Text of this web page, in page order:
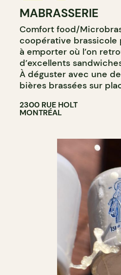
MICROBRASSERIE
MABRASSERIE
Comfort food/
coopérative brassicole
à emporter où l’on
d’excellents
À déguster avec une
bières brassées sur
2300 RUE HOLT
MONTRÉAL